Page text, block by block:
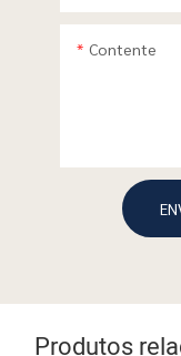
Contente
Produtos